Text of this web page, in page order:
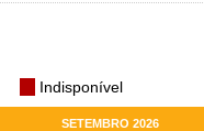
Indisponível
SETEMBRO 2026